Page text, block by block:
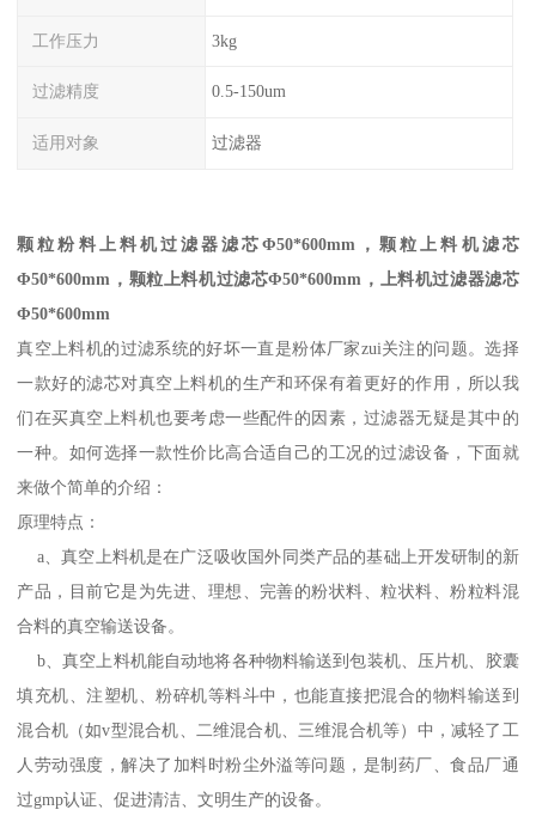
工作压力 3kg
过滤精度 0.5-150um
适用对象 过滤器
颗粒粉料上料机过滤器滤芯Φ50*600mm，颗粒上料机滤芯
Φ50*600mm， 颗粒上料机过滤芯Φ50*600mm ，
上料机过滤器滤芯
Φ50*600mm
真空上料机的过滤系统的好坏一直是粉体厂家zui关注的问题。选择
一款好的滤芯对真空上料机的生产和环保有着更好的作用，所以我
们在买真空上料机也要考虑一些配件的因素，过滤器无疑是其中的
一种。如何选择一款性价比高合适自己的工况的过滤设备，下面就
来做个简单的介绍：
原理特点：
a、真空上料机是在广泛吸收国外同类产品的基础上开发研制的新
产品，目前它是为先进、理想、完善的粉状料、粒状料、粉粒料混
合料的真空输送设备。
b、真空上料机能自动地将各种物料输送到包装机、压片机、胶囊
填充机、注塑机、粉碎机等料斗中，也能直接把混合的物料输送到
混合机（如v型混合机、二维混合机、三维混合机等）中，减轻了工
人劳动强度，解决了加料时粉尘外溢等问题，是制药厂、食品厂通
过gmp认证、促进清洁、文明生产的设备。